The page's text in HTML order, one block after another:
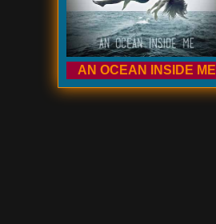
AN OCEAN INSIDE ME